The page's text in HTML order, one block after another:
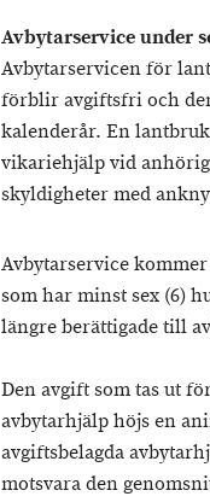
Avbytarservice under
Avbytarservicen för
förblir avgiftsfri och
kalenderår. En
vikariehjälp vid
skyldigheter med
Avbytarservice
som har minst sex (6)
längre berättigade till
Den avgift som tas ut
avbytarhjälp höjs en
avgiftsbelagda
motsvara den